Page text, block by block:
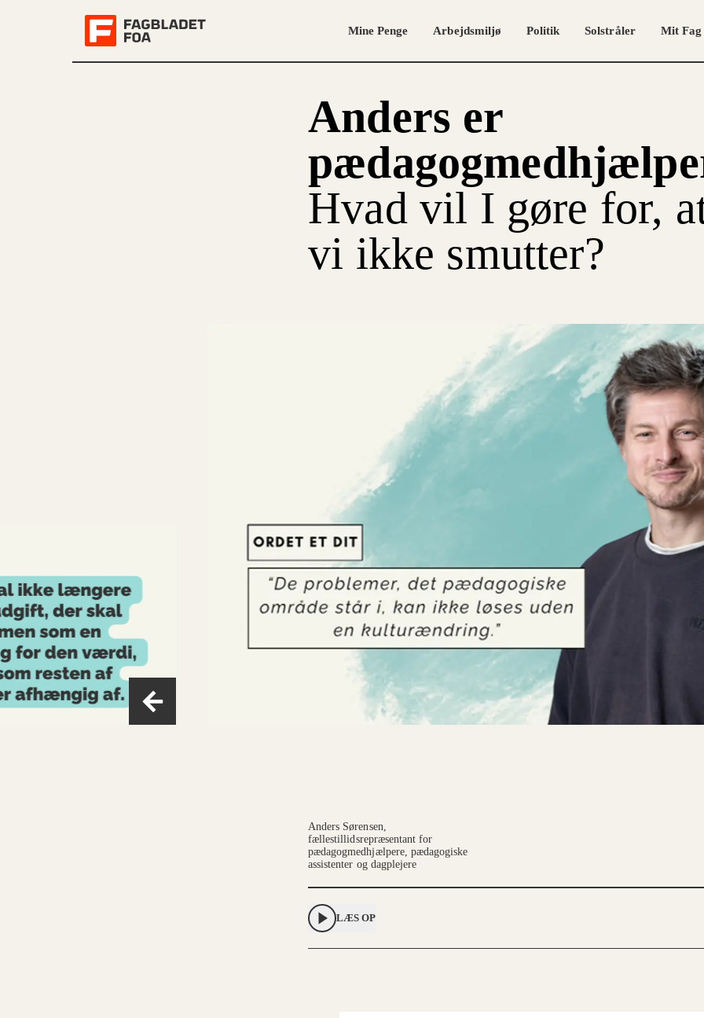
Mine Penge Arbejdsmiljø Politik Solstråler Mit Fag
Anders er
Hvad vil I gøre for,
vi ikke smutter?
Anders Sørensen,
fællestillidsrepræsentant for
pædagogmedhjælpere, pædagogiske
assistenter og dagplejere
LÆS OP